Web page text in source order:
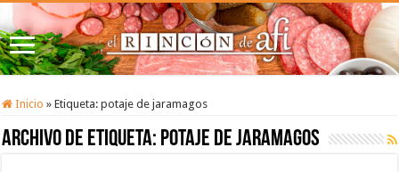
Inicio » Etiqueta:potaje de jaramagos
Archivo de etiqueta: potaje de jaramagos